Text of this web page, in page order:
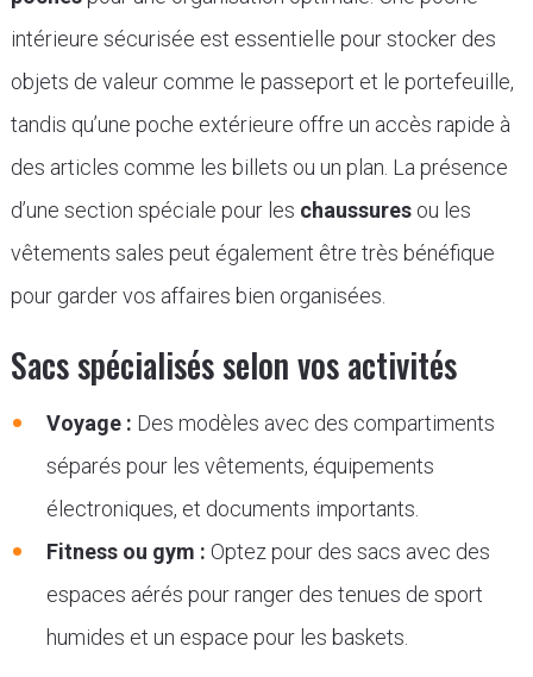
intérieure sécurisée est essentielle pour stocker des
objets de valeur comme le passeport et le portefeuille,
tandis qu’une poche extérieure offre un accès rapide à
des articles comme les billets ou un plan. La présence
d’une section spéciale pour les chaussuresou les
vêtements sales peut également être très bénéfique
pour garder vos affaires bien organisées.
Sacs spécialisés selon vos activités
Voyage : Des modèles avec des compartiments
séparés pour les vêtements, équipements
électroniques, et documents importants.
Fitness ou gym : Optez pour des sacs avec des
espaces aérés pour ranger des tenues de sport
humides et un espace pour les baskets.